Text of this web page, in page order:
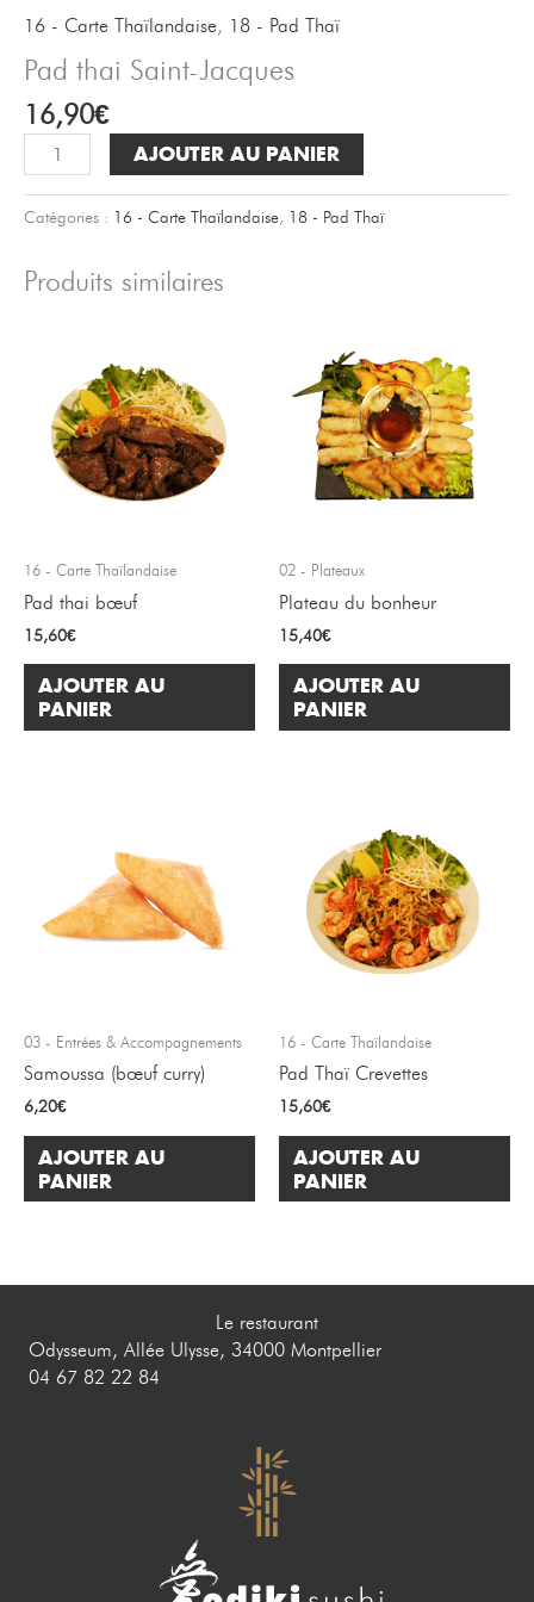
16 - Carte Thaïlandaise, 18 - Pad Thaï
Pad thai Saint-Jacques
16,90€
quantité
de
Pad
thai
Jacques
AJOUTER AU PANIER
Catégories : 16 - Carte Thaïlandaise, 18 - Pad Thaï
Produits similaires
16 - Carte Thaïlandaise
Pad thai bœuf
15,60€
AJOUTER AU
PANIER
02 - Plateaux
Plateau du bonheur
15,40€
AJOUTER AU
PANIER
03 - Entrées & Accompagnements
Samoussa (bœuf curry)
6,20€
AJOUTER AU
PANIER
16 - Carte Thaïlandaise
Pad Thaï Crevettes
15,60€
AJOUTER AU
PANIER
Le restaurant
Odysseum, Allée Ulysse, 34000 Montpellier
04 67 82 22 84